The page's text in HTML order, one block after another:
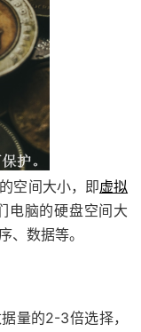
的空间大小，即虚拟
电脑的硬盘空间大
、数据等。
量的2-3倍选择，